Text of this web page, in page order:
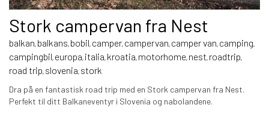
Stork campervan fra Nest
balkan, balkans, bobil, camper, campervan, camper van, camping,
campingbil, europa, italia, kroatia, motorhome, nest, roadtrip,
road trip, slovenia, stork
Dra på en fantastisk road trip med en Stork campervan fra Nest.
Perfekt til ditt Balkaneventyr i Slovenia og nabolandene.